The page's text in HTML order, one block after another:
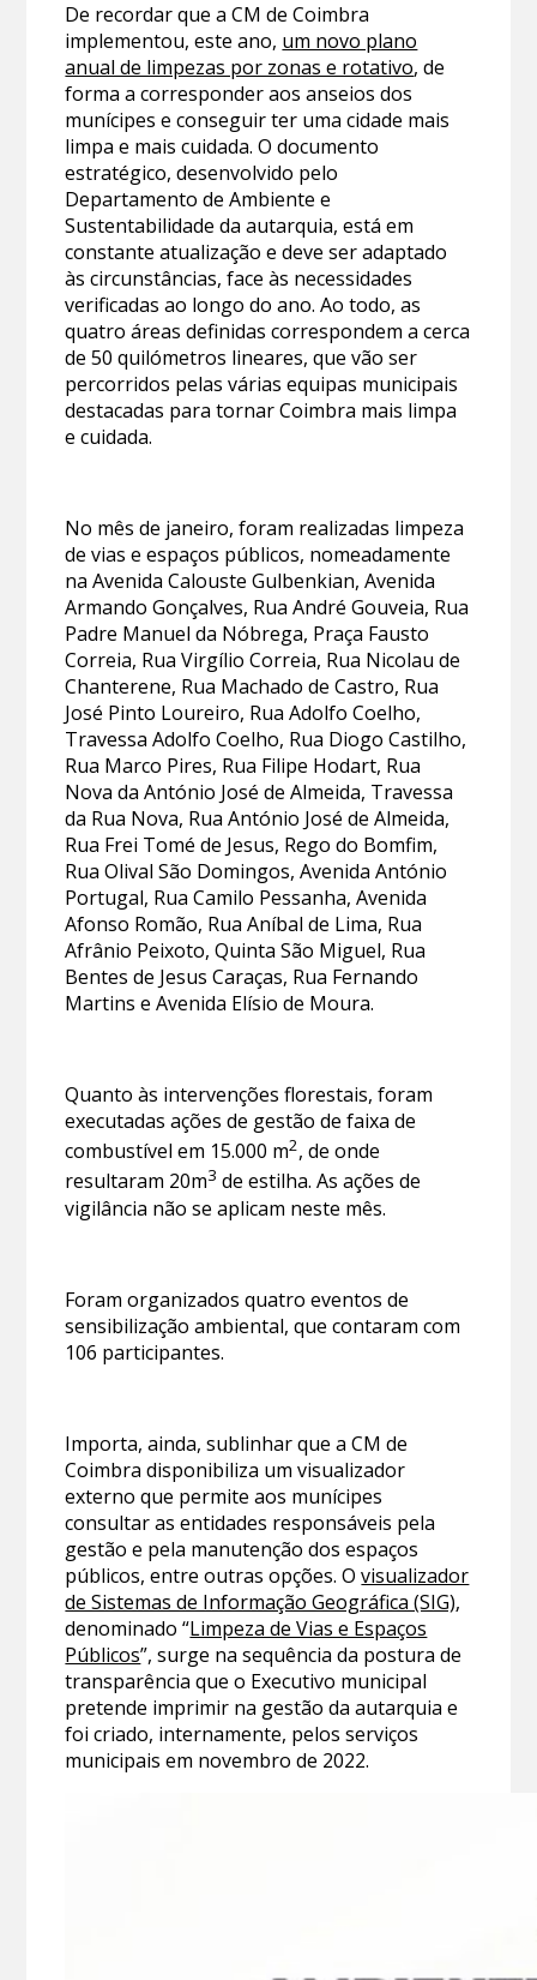
De recordar que a CM de Coimbra
implementou, este ano, um novo plano
anual de limpezas por zonas e rotativo, de
forma a corresponder aos anseios dos
munícipes e conseguir ter uma cidade mais
limpa e mais cuidada. O documento
estratégico, desenvolvido pelo
Departamento de Ambiente e
Sustentabilidade da autarquia, está em
constante atualização e deve ser adaptado
às circunstâncias, face às necessidades
verificadas ao longo do ano. Ao todo, as
quatro áreas definidas correspondem a cerca
de 50 quilómetros lineares, que vão ser
percorridos pelas várias equipas municipais
destacadas para tornar Coimbra mais limpa
e cuidada.
No mês de janeiro, foram realizadas limpeza
de vias e espaços públicos, nomeadamente
na Avenida Calouste Gulbenkian, Avenida
Armando Gonçalves, Rua André Gouveia, Rua
Padre Manuel da Nóbrega, Praça Fausto
Correia, Rua Virgílio Correia, Rua Nicolau de
Chanterene, Rua Machado de Castro, Rua
José Pinto Loureiro, Rua Adolfo Coelho,
Travessa Adolfo Coelho, Rua Diogo Castilho,
Rua Marco Pires, Rua Filipe Hodart, Rua
Nova da António José de Almeida, Travessa
da Rua Nova, Rua António José de Almeida,
Rua Frei Tomé de Jesus, Rego do Bomfim,
Rua Olival São Domingos, Avenida António
Portugal, Rua Camilo Pessanha, Avenida
Afonso Romão, Rua Aníbal de Lima, Rua
Afrânio Peixoto, Quinta São Miguel, Rua
Bentes de Jesus Caraças, Rua Fernando
Martins e Avenida Elísio de Moura.
Quanto às intervenções florestais, foram
executadas ações de gestão de faixa de
combustível em 15.000 m2, de onde
resultaram 20m3 de estilha. As ações de
vigilância não se aplicam neste mês.
Foram organizados quatro eventos de
sensibilização ambiental, que contaram com
106 participantes.
Importa, ainda, sublinhar que a CM de
Coimbra disponibiliza um visualizador
externo que permite aos munícipes
consultar as entidades responsáveis pela
gestão e pela manutenção dos espaços
públicos, entre outras opções. Ovisualizador
de Sistemas de Informação Geográfica (SIG),
denominado “Limpeza de Vias e Espaços
Públicos”, surge na sequência da postura de
transparência que o Executivo municipal
pretende imprimir na gestão da autarquia e
foi criado, internamente, pelos serviços
municipais em novembro de 2022.